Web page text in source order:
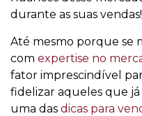
durante as suas vendas!
Até mesmo porque se
com expertise no
fator imprescindível
fidelizar aqueles que já
uma das dicas para